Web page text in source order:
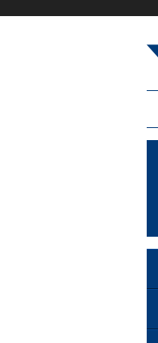
n
c
i
a